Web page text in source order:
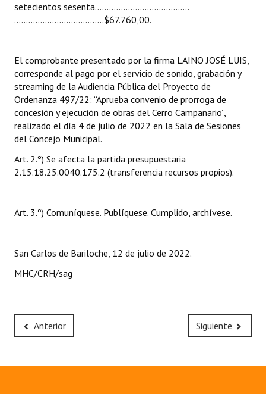
Datos Históricos
Premio al Mérito - Registro
Audiencias Públicas - Registro
Mujeres que Dejaron Huellas - Registro
Periodistas Decanos - Registro
Banca del Vecino - Registro
Antiguos Pobladores - Registro
Reconocimientos - Registro
Entrega de distinciones
setecientos sesenta……..……..…..………..……..
………………………………..$67.760,00.
El comprobante presentado por la firma LAINO JOSÉ LUIS,
corresponde al pago por el servicio de sonido, grabación y
streaming de la Audiencia Pública del Proyecto de
Ordenanza 497/22: “Aprueba convenio de prorroga de
concesión y ejecución de obras del Cerro Campanario”,
realizado el día 4 de julio de 2022 en la Sala de Sesiones
del Concejo Municipal.
Art. 2.º) Se afecta la partida presupuestaria
2.15.18.25.0040.175.2 (transferencia recursos propios).
Art. 3.º) Comuníquese. Publíquese. Cumplido, archívese.
San Carlos de Bariloche, 12 de julio de 2022.
MHC/CRH/sag
Anterior Siguiente